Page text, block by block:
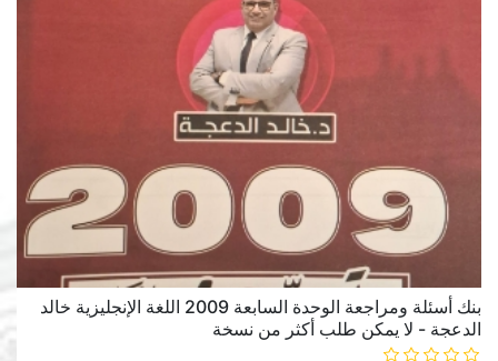
بنك أسئلة ومراجعة الوحدة السابعة 2009 اللغة الإنجليزية خالد
الدعجة - لا يمكن طلب أكثر من نسخة